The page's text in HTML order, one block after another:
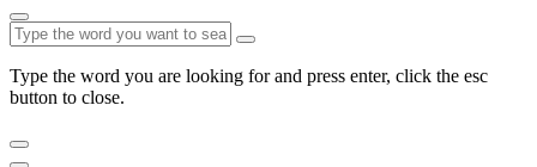
Type the word you are looking for and press enter, click the esc
button to close.